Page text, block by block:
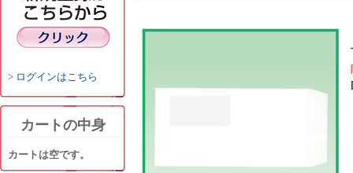
ログインはこちら
カートの中身
カートは空です。